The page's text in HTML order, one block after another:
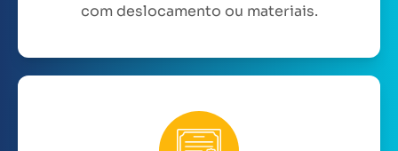
com deslocamento ou materiais.